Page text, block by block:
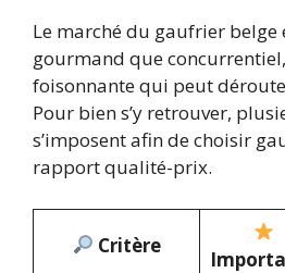
Le marché du gaufrier belge
gourmand que
foisonnante qui peut
Pour bien s’y retrouver,
s’imposent afin de choisir
rapport qualité-prix.
Critère